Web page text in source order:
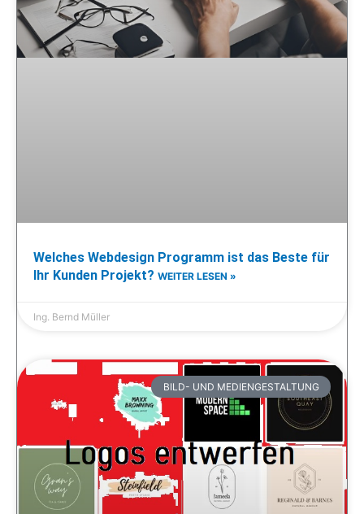
Welches Webdesign Programm ist das Beste für
Ihr Kunden Projekt? WEITER LESEN »
Ing. Bernd Müller
BILD- UND MEDIENGESTALTUNG